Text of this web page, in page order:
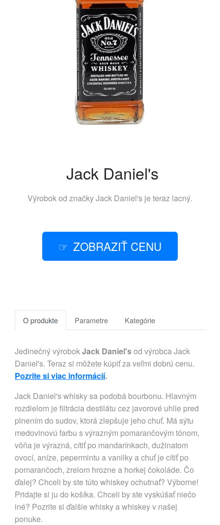
Jack Daniel's
Výrobok od značkyJack Daniel's je teraz lacný.
ZOBRAZIŤ CENU
O produkte Parametre Kategórie
Jedinečný výrobokJack Daniel'sod výrobca Jack
Daniel's. Teraz si môžete kúpiť za veľmi dobrú cenu.
Pozrite si viac informácií.
Jack Daniel's whisky sa podobá bourbonu. Hlavným
rozdielom je filtrácia destilátu cez javorové uhlie pred
plnením do sudov, ktorá zlepšuje jeho chuť. Má sýtu
medovinovú farbu s výrazným pomarančovým tónom,
vôňa je výrazná, cítiť po mandarínkach, dužinatom
ovocí, aníze, pepermintu a vanilky a chuť je cítiť po
pomarančoch, zrelom hrozne a horkej čokoláde. Čo
ďalej? Chceli by ste túto whiskey ochutnať? Výborne!
Pridajte si ju do košíka. Chceli by ste vyskúšať niečo
iné? Pozrite si ďalšie whisky a whiskey v našej
ponuke.